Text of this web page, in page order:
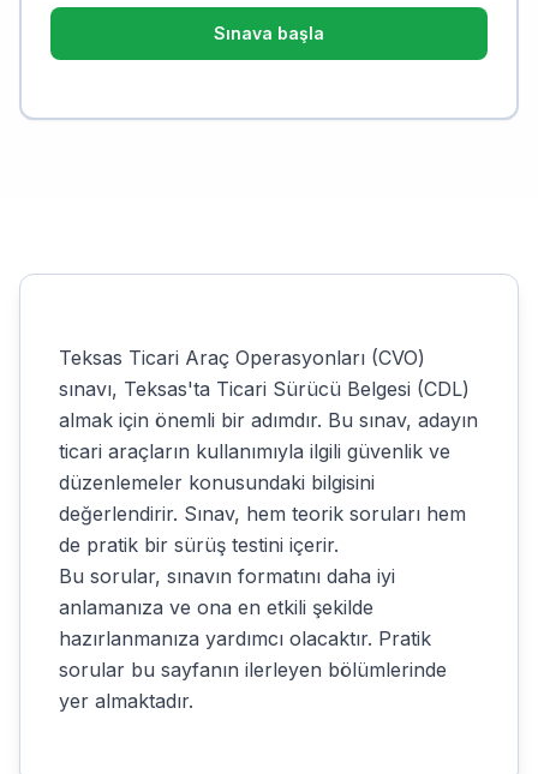
Sınava başla
Teksas Ticari Araç Operasyonları (CVO)
sınavı, Teksas'ta Ticari Sürücü Belgesi (CDL)
almak için önemli bir adımdır. Bu sınav, adayın
ticari araçların kullanımıyla ilgili güvenlik ve
düzenlemeler konusundaki bilgisini
değerlendirir. Sınav, hem teorik soruları hem
de pratik bir sürüş testini içerir.
Bu sorular, sınavın formatını daha iyi
anlamanıza ve ona en etkili şekilde
hazırlanmanıza yardımcı olacaktır. Pratik
sorular bu sayfanın ilerleyen bölümlerinde
yer almaktadır.